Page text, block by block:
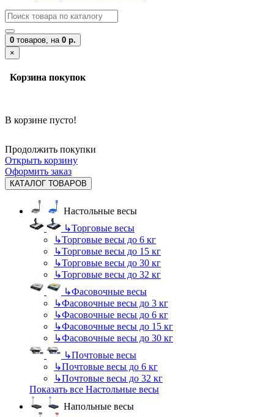
0 товаров, на 0 р.
×
Корзина покупок
В корзине пусто!
Продолжить покупки
Открыть корзину
Оформить заказ
КАТАЛОГ ТОВАРОВ
Настольные весы
↳Торговые весы
↳Торговые весы до 6 кг
↳Торговые весы до 15 кг
↳Торговые весы до 30 кг
↳Торговые весы до 32 кг
↳Фасовочные весы
↳Фасовочные весы до 3 кг
↳Фасовочные весы до 6 кг
↳Фасовочные весы до 15 кг
↳Фасовочные весы до 30 кг
↳Почтовые весы
↳Почтовые весы до 6 кг
↳Почтовые весы до 32 кг
Показать все Настольные весы
Напольные весы